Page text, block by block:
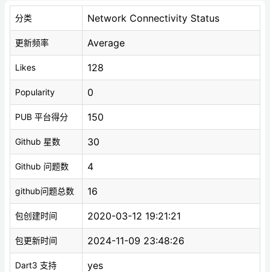
分类 Network Connectivity Status
更新频率 Average
Likes 128
Popularity 0
PUB 平台得分 150
Github 星数 30
Github 问题数 4
github问题总数 16
包创建时间 2020-03-12 19:21:21
包更新时间 2024-11-09 23:48:26
Dart3 支持 yes